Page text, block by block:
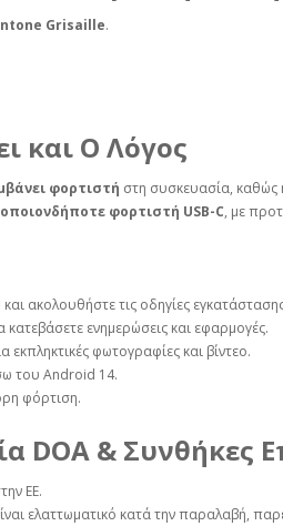
Grisaille.
και Ο Λόγος
φορτιστή στη συσκευασία, καθώς
οποιονδήποτε φορτιστή USB-C, με
και ακολουθήστε τις οδηγίες
κατεβάσετε ενημερώσεις και εφαρμογές.
εκπληκτικές φωτογραφίες και βίντεο.
του Android 14.
φόρτιση.
DOA & Συνθήκες
ΕΕ.
ελαττωματικό κατά την παραλαβή,